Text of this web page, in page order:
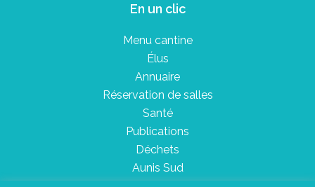
En un clic
Menu cantine
Élus
Annuaire
Réservation de salles
Santé
Publications
Déchets
Aunis Sud